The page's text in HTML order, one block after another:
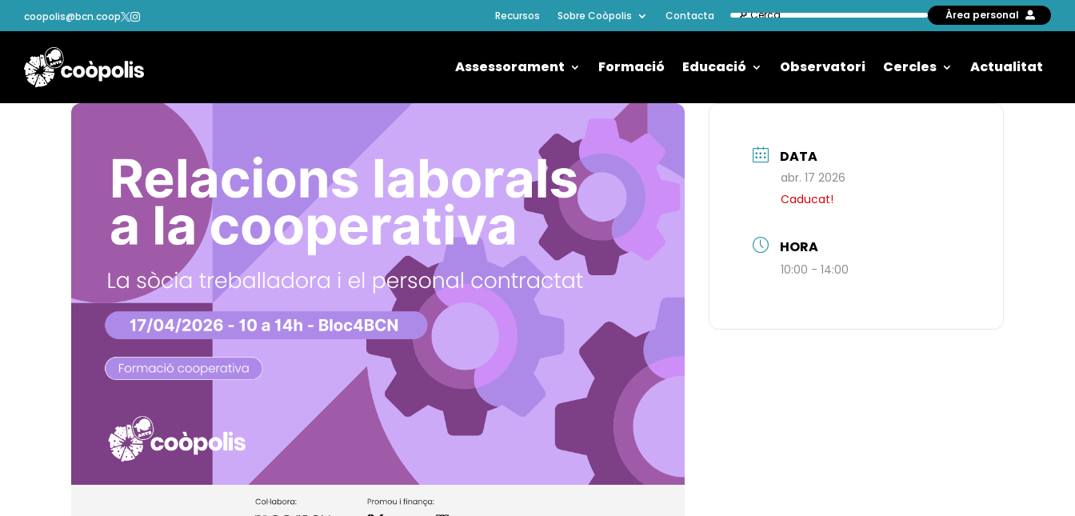
coopolis@bcn.coop Recursos Sobre Coòpolis Contacta Àrea personal
Assessorament Formació Educació Observatori Cercles Actualitat
DATA
abr. 17 2026
Caducat!
HORA
10:00 - 14:00